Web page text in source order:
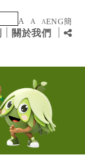
A A AENG簡
關於我們